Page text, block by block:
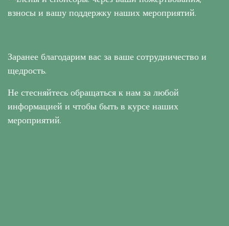
взносы и вашу поддержку наших мероприятий.
Заранее благодарим вас за ваше сотрудничество и
щедрость.
Не стесняйтесь обращаться к нам за любой
информацией и чтобы быть в курсе наших
мероприятий.